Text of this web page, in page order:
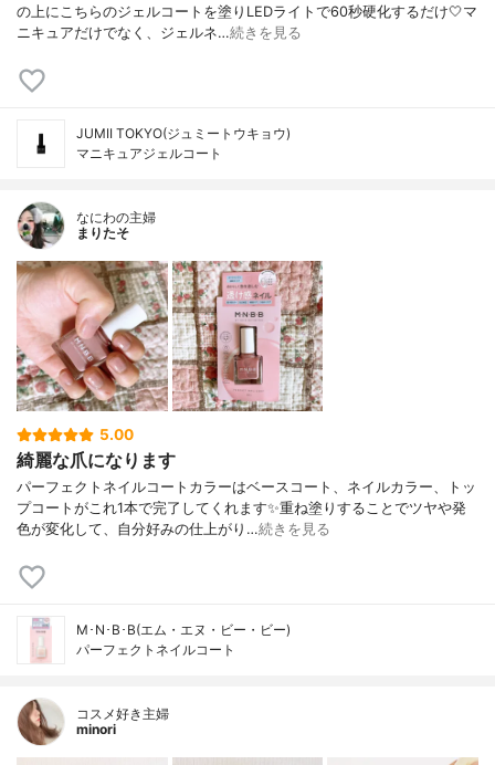
の上にこちらのジェルコートを塗りLEDライトで60秒硬化するだけ🤍マ
ニキュアだけでなく、ジェルネ…続きを見る
JUMII TOKYO(ジュミートウキョウ)
マニキュアジェルコート
なにわの主婦
まりたそ
5.00
綺麗な爪になります
パーフェクトネイルコートカラーはベースコート、ネイルカラー、トッ
プコートがこれ1本で完了してくれます✨重ね塗りすることでツヤや発
色が変化して、自分好みの仕上がり…続きを見る
M･N･B･B(エム・エヌ・ビー・ビー)
パーフェクトネイルコート
コスメ好き主婦
minori